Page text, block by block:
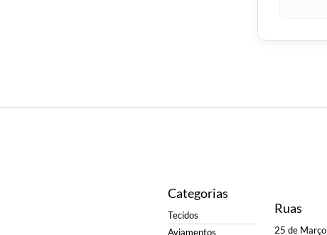
Categorias
Tecidos
Aviamentos
Ruas
25 de Março